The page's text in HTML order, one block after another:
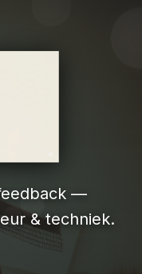
—
& techniek.